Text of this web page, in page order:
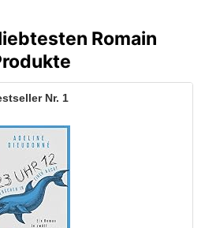
Romain
1